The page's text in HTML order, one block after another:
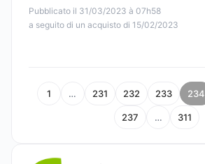
Pubblicato il 31/03/2023 à 07h58
a seguito di un acquisto di 15/02/2023
1 … 231 232 233 234
237 … 311